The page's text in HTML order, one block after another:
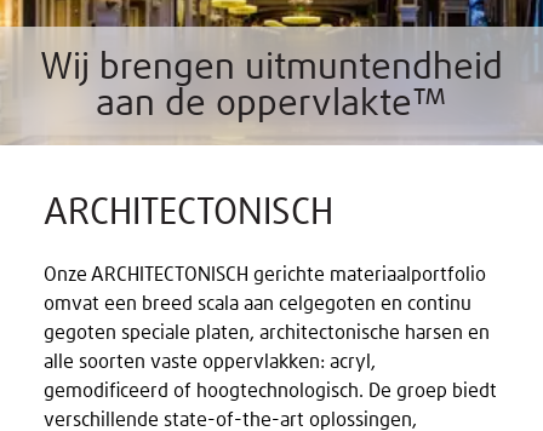
Wij brengen uitmuntendheid
aan de oppervlakte™
ARCHITECTONISCH
Onze ARCHITECTONISCH gerichte materiaalportfolio
omvat een breed scala aan celgegoten en continu
gegoten speciale platen, architectonische harsen en
alle soorten vaste oppervlakken: acryl,
gemodificeerd of hoogtechnologisch. De groep biedt
verschillende state-of-the-art oplossingen,